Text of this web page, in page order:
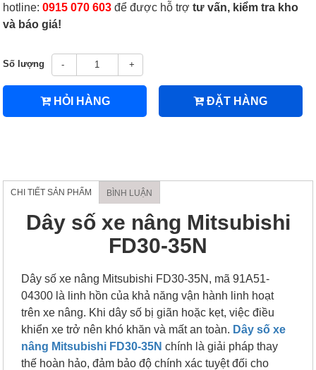
hotline:0915 070 603 để được hỗ trợtư vấn, kiểm tra kho
và báo giá!
Số lượng - +
HỎI HÀNG ĐẶT HÀNG
CHI TIẾT SẢN PHẨM BÌNH LUẬN
Dây số xe nâng Mitsubishi
FD30-35N
Dây số xe nâng Mitsubishi FD30-35N, mã 91A51-
04300 là linh hồn của khả năng vận hành linh hoạt
trên xe nâng. Khi dây số bị giãn hoặc kẹt, việc điều
khiển xe trở nên khó khăn và mất an toàn. Dây số xe
nâng Mitsubishi FD30-35N chính là giải pháp thay
thế hoàn hảo, đảm bảo độ chính xác tuyệt đối cho